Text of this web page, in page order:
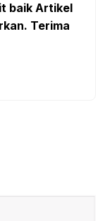
baik Artikel
Terima